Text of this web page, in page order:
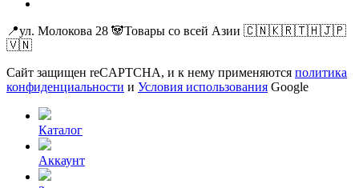
📍ул. Молокова 28 🐼Товары со всей Азии 🇨🇳🇰🇷🇹🇭🇯🇵
🇻🇳
Сайт защищен reCAPTCHA, и к нему применяются политика
конфиденциальности и Условия использования Google
Каталог
Аккаунт